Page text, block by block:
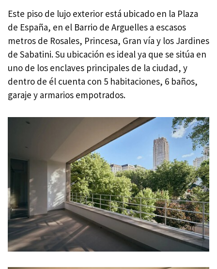
Este piso de lujo exterior está ubicado en la Plaza
de España, en el Barrio de Arguelles a escasos
metros de Rosales, Princesa, Gran vía y los Jardines
de Sabatini. Su ubicación es ideal ya que se sitúa en
uno de los enclaves principales de la ciudad, y
dentro de él cuenta con 5 habitaciones, 6 baños,
garaje y armarios empotrados.